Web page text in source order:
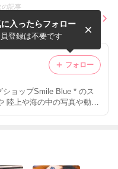
の記事
旅立ちまであと少し
ョップSmile Blue * のス
陸上や海の中の写真や動画
呟いてます☺︎
入ったらフォロー
登録は不要です
フォロー